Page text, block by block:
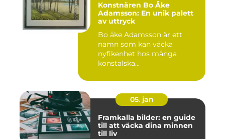
Konstnären Bo Åke
Adamsson: En unik palett
av uttryck
Bo åke Adamsson är ett
namn som kan väcka
nyfikenhet hos många
konstälska...
05. jan
Framkalla bilder: en guide
till att väcka dina minnen
till liv